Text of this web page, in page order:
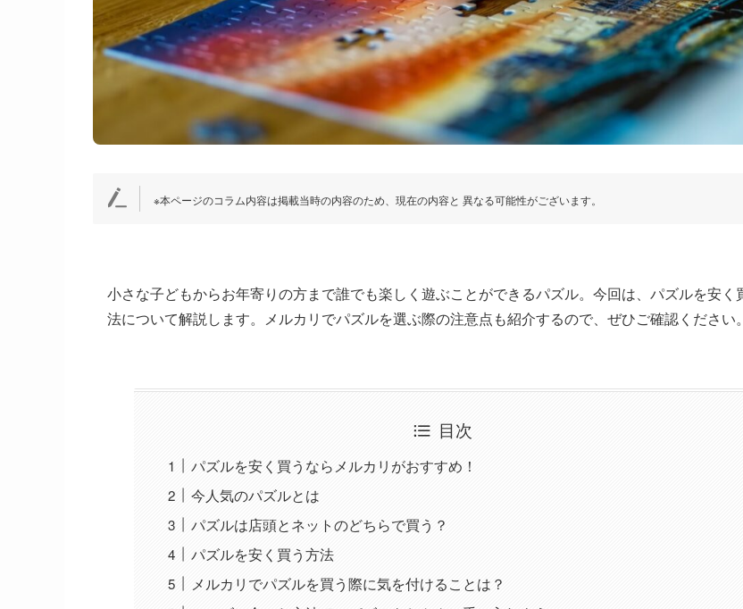
※本ページのコラム内容は掲載当時の内容のため、現在の内容と 異なる可能性がございます。
小さな子どもからお年寄りの方まで誰でも楽しく遊ぶことができるパズル。今回は、パズルを安く
法について解説します。メルカリでパズルを選ぶ際の注意点も紹介するので、ぜひご確認ください。
目次
パズルを安く買うならメルカリがおすすめ！
今人気のパズルとは
パズルは店頭とネットのどちらで買う？
パズルを安く買う方法
メルカリでパズルを買う際に気を付けることは？